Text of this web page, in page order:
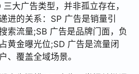
大广告类型，并非孤立存在，
进的关系：SP 广告是销量引
索流量;SB 广告是品牌门面，负
黄金曝光位;SD 广告是流量闭
、覆盖全域场景。